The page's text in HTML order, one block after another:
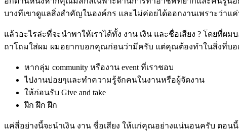
บางทีเขาดูแลสิ่งสำคัญในองค์กร และไม่ค่อยได้ออกงานเพราะว่า
แล้วอะไรล่ะที่จะนำพาให้เราได้ทั้ง งาน เงิน และชื่อเสียง ? โดยที่ผม
ถาโถมใส่ผม ผมอยากบอกคุณก่อนว่ามีครับ แต่คุณต้องทำในสิ่งที่บ
หากลุ่ม community หรืองาน event ที่เราชอบ
ไปงานบ่อยๆและทำความรู้จักคนในงานหรือผู้จัดงาน
ให้ก่อนรับ Give and take
ฝึก ฝึก ฝึก
แค่สี่อย่างนี้จะนำเงิน งาน ชื่อเสียง ให้แก่คุณอย่างแน่นอนครับ ตอน